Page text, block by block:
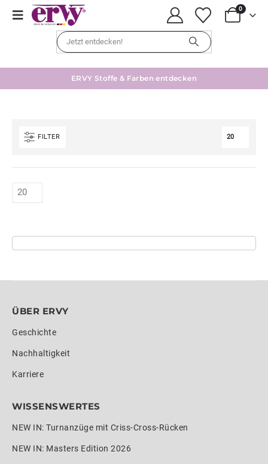
0
ERVY Stoffe & Farben entdecken
FILTER
ÜBER ERVY
Geschichte
Nachhaltigkeit
Karriere
WISSENSWERTES
NEW IN: Turnanzüge mit Criss-Cross-Rücken
NEW IN: Masters Edition 2026